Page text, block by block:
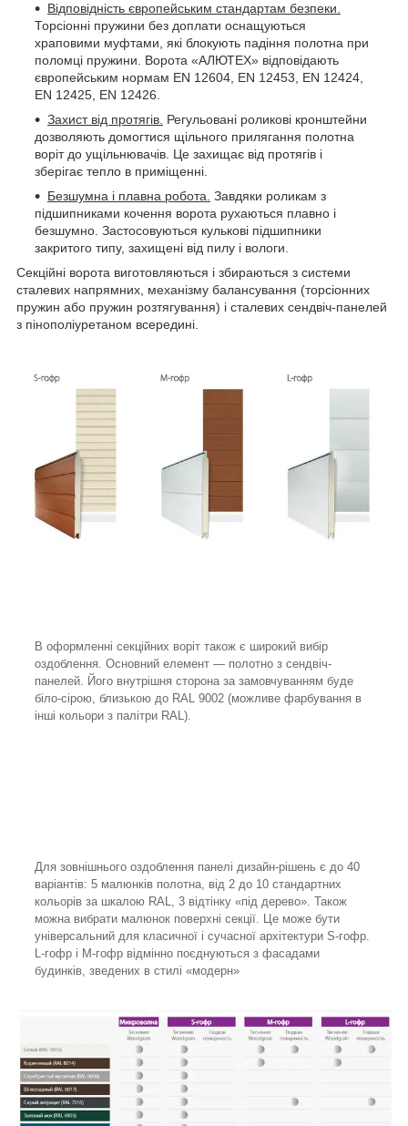
Відповідність європейським стандартам безпеки.
Торсіонні пружини без доплати оснащуються
храповими муфтами, які блокують падіння полотна при
поломці пружини. Ворота «АЛЮТЕХ» відповідають
європейським нормам EN 12604, EN 12453, EN 12424,
EN 12425, EN 12426.
Захист від протягів. Регульовані роликові кронштейни
дозволяють домогтися щільного прилягання полотна
воріт до ущільнювачів. Це захищає від протягів і
зберігає тепло в приміщенні.
Безшумна і плавна робота. Завдяки роликам з
підшипниками кочення ворота рухаються плавно і
безшумно. Застосовуються кулькові підшипники
закритого типу, захищені від пилу і вологи.
Секційні ворота виготовляються і збираються з системи
сталевих напрямних, механізму балансування (торсіонних
пружин або пружин розтягування) і сталевих сендвіч-панелей
з пінополіуретаном всередині.
В оформленні секційних воріт також є широкий вибір
оздоблення. Основний елемент — полотно з сендвіч-
панелей. Його внутрішня сторона за замовчуванням буде
біло-сірою, близькою до RAL 9002 (можливе фарбування в
інші кольори з палітри RAL).
Для зовнішнього оздоблення панелі дизайн-рішень є до 40
варіантів: 5 малюнків полотна, від 2 до 10 стандартних
кольорів за шкалою RAL, 3 відтінку «під дерево». Також
можна вибрати малюнок поверхні секції. Це може бути
універсальний для класичної і сучасної архітектури S-гофр.
L-гофр і M-гофр відмінно поєднуються з фасадами
будинків, зведених в стилі «модерн»